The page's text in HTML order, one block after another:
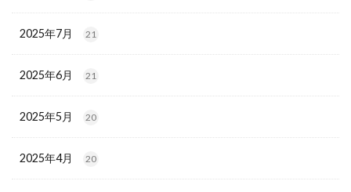
2025年7月 21
2025年6月 21
2025年5月 20
2025年4月 20